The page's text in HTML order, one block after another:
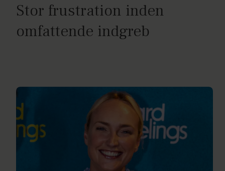
Stor frustration inden
omfattende indgreb